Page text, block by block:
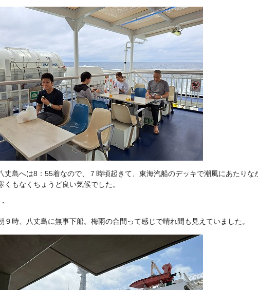
丈島へは8：55着なので、７時頃起きて、東海汽船のデッキで潮風にあたり
くもなくちょうど良い気候でした。
・
９時、八丈島に無事下船。梅雨の合間って感じで晴れ間も見えていました。